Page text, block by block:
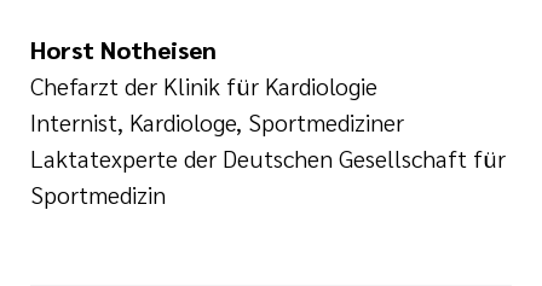
Horst Notheisen
Chefarzt der Klinik für Kardiologie
Internist, Kardiologe, Sportmediziner
Laktatexperte der Deutschen Gesellschaft für
Sportmedizin